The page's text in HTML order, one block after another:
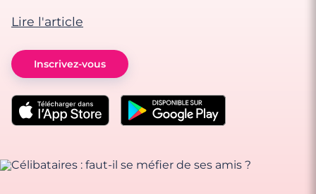
Lire l'article
Inscrivez-vous